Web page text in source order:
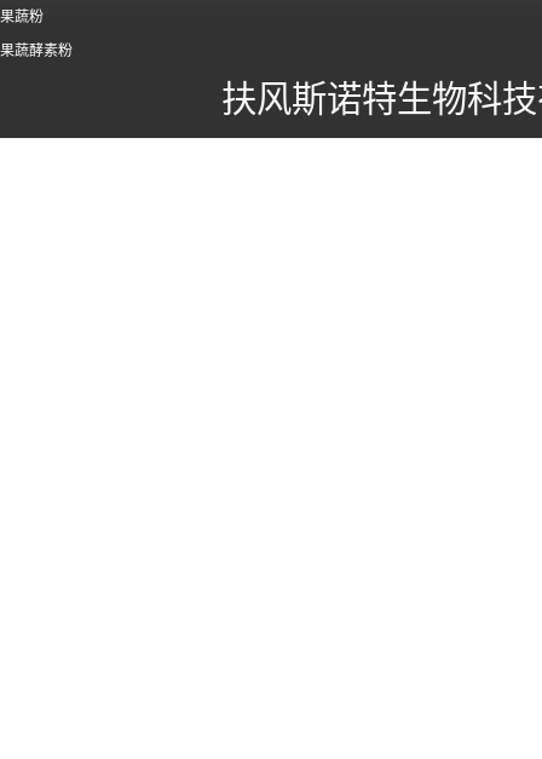
果蔬粉
果蔬酵素粉
扶风斯诺特生物科